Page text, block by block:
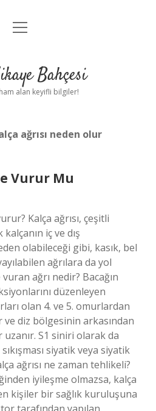
Anasayfa
Uyarı
menüyü
Bahçesi
alan keyifli bilgiler!
ağrısı neden olur
Vurur Mu
Kalça ağrısı, çeşitli
iç ve dış
olabileceği gibi, kasık, bel
ağrılara da yol
ağrı nedir? Bacağın
düzenleyen
olan 4. ve 5. omurlardan
ve diz bölgesinin arkasından
uzanır. S1 siniri olarak da
siyatik veya siyatik
ağrısı ne zaman tehlikeli?
iyileşme olmazsa, kalça
kişiler bir sağlık kuruluşuna